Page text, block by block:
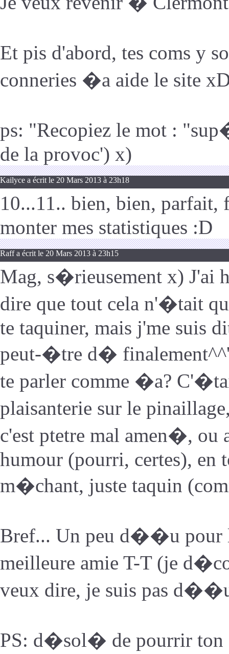
Et pis d'abord, tes coms y
conneries �a aide le site
ps: "Recopiez le mot :
de la provoc') x)
Kailyce a écrit le 20 Mars 2013 à 23h18
10...11.. bien, bien,
monter mes statistiques :D
Raff a écrit le 20 Mars 2013 à 23h15
Mag, s�rieusement x)
dire que tout cela n'�tait
te taquiner, mais j'me suis
peut-�tre d� finalement^^'
te parler comme �a?
plaisanterie sur le
c'est ptetre mal amen�,
humour (pourri, certes), en
m�chant, juste taquin
Bref... Un peu d��u pour
meilleure amie T-T (je
veux dire, je suis pas
PS: d�sol� de pourrir ton